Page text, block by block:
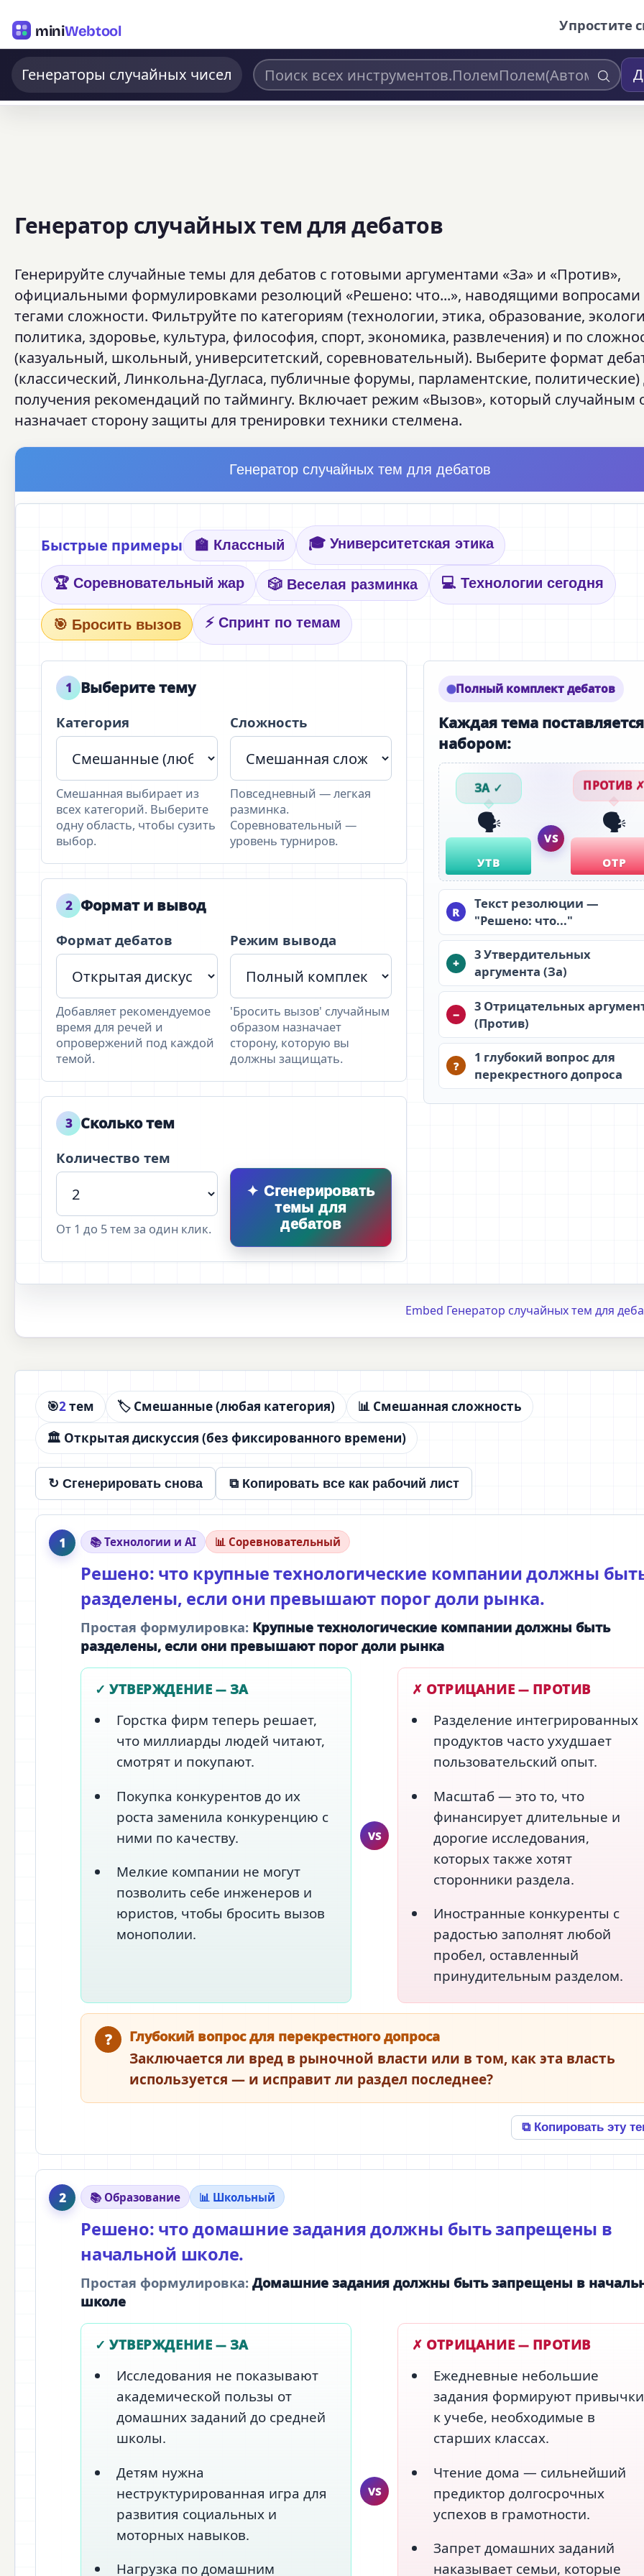
miniWebtool Упростите
Генераторы случайных чисел
Генератор случайных тем для дебатов
Генерируйте случайные темы для дебатов с готовыми аргументами «За» и «Против»,
официальными формулировками резолюций «Решено: что...», наводящими вопросами
тегами сложности. Фильтруйте по категориям (технологии, этика, образование,
политика, здоровье, культура, философия, спорт, экономика, развлечения) и по
(казуальный, школьный, университетский, соревновательный). Выберите формат
(классический, Линкольна-Дугласа, публичные форумы, парламентские, политические)
получения рекомендаций по таймингу. Включает режим «Вызов», который случайным
назначает сторону защиты для тренировки техники стелмена.
Генератор случайных тем для дебатов
Быстрые примеры 🏫 Классный 🎓 Университетская этика
🏆 Соревновательный жар 🎲 Веселая разминка 💻 Технологии сегодня
🎯 Бросить вызов ⚡ Спринт по темам
1 Выберите тему
Категория
Смешанная выбирает из
всех категорий. Выберите
одну область, чтобы сузить
выбор.
Сложность
Повседневный — легкая
разминка.
Соревновательный —
уровень турниров.
2 Формат и вывод
Формат дебатов
Добавляет рекомендуемое
время для речей и
опровержений под каждой
темой.
Режим вывода
'Бросить вызов' случайным
образом назначает
сторону, которую вы
должны защищать.
3 Сколько тем
Количество тем
От 1 до 5 тем за один клик.
✦ Сгенерировать
темы для
дебатов
Полный комплект дебатов
Каждая тема
набором:
ЗА ✓
🗣️
УТВ
VS
ПРОТИВ ✗
🗣️
ОТР
R
Текст резолюции —
"Решено: что..."
+
3 Утвердительных
аргумента (За)
−
3 Отрицательных
(Против)
?
1 глубокий вопрос для
перекрестного допроса
Embed Генератор случайных тем для
🎯2тем 🏷️ Смешанные (любая категория)
📊 Смешанная сложность
🏛️ Открытая дискуссия (без фиксированного времени)
↻ Сгенерировать снова ⧉ Копировать все как рабочий лист
1 📚 Технологии и AI 📊 Соревновательный
Решено: что крупные технологические компании должны
разделены, если они превышают порог доли рынка.
Простая формулировка: Крупные технологические компании должны быть
разделены, если они превышают порог доли рынка
✓ УТВЕРЖДЕНИЕ — ЗА
Горстка фирм теперь решает,
что миллиарды людей читают,
смотрят и покупают.
Покупка конкурентов до их
роста заменила конкуренцию с
ними по качеству.
Мелкие компании не могут
позволить себе инженеров и
юристов, чтобы бросить вызов
монополии.
VS
✗ ОТРИЦАНИЕ — ПРОТИВ
Разделение интегрированных
продуктов часто ухудшает
пользовательский опыт.
Масштаб — это то, что
финансирует длительные и
дорогие исследования,
которых также хотят
сторонники раздела.
Иностранные конкуренты с
радостью заполнят любой
пробел, оставленный
принудительным разделом.
? Глубокий вопрос для перекрестного допроса
Заключается ли вред в рыночной власти или в том, как эта власть
используется — и исправит ли раздел последнее?
⧉ Копировать эту
2 📚 Образование 📊 Школьный
Решено: что домашние задания должны быть запрещены в
начальной школе.
Простая формулировка: Домашние задания должны быть запрещены в
школе
✓ УТВЕРЖДЕНИЕ — ЗА
Исследования не показывают
академической пользы от
домашних заданий до средней
школы.
Детям нужна
неструктурированная игра для
развития социальных и
моторных навыков.
Нагрузка по домашним
VS
✗ ОТРИЦАНИЕ — ПРОТИВ
Ежедневные небольшие
задания формируют привычки
к учебе, необходимые в
старших классах.
Чтение дома — сильнейший
предиктор долгосрочных
успехов в грамотности.
Запрет домашних заданий
наказывает семьи, которые